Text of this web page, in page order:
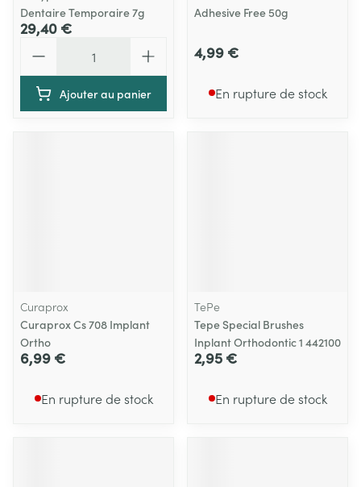
Dentaire Temporaire 7g
29,40 €
Ajouter au panier
Adhesive Free 50g
4,99 €
En rupture de stock
Curaprox
Curaprox Cs 708 Implant
Ortho
6,99 €
En rupture de stock
TePe
Tepe Special Brushes
Inplant Orthodontic 1 442100
2,95 €
En rupture de stock